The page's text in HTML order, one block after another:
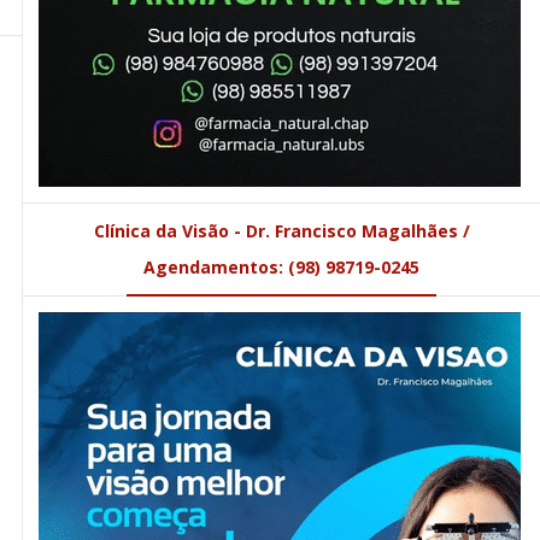
Clínica da Visão - Dr. Francisco Magalhães /
Agendamentos: (98) 98719-0245